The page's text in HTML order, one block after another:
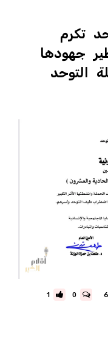
تكرم
جهودها
التوحد
0
1